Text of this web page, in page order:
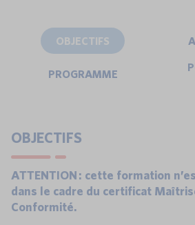
OBJECTIFS
PROGRAMME
OBJECTIFS
ATTENTION : cette formation
dans le cadre du certificat
Conformité.